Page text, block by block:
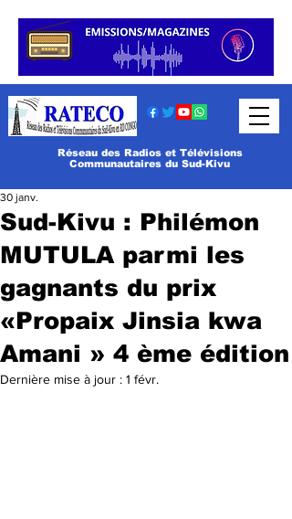
Réseau des Radios et Télévisions
Communautaires du Sud-Kivu
Sud-Kivu : Philémon
MUTULA parmi les
gagnants du prix
«Propaix Jinsia kwa
Amani » 4 ème édition
30 janv.
Dernière mise à jour : 1 févr.